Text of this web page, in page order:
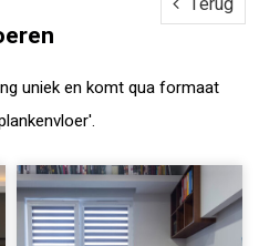
uniek en komt qua formaat